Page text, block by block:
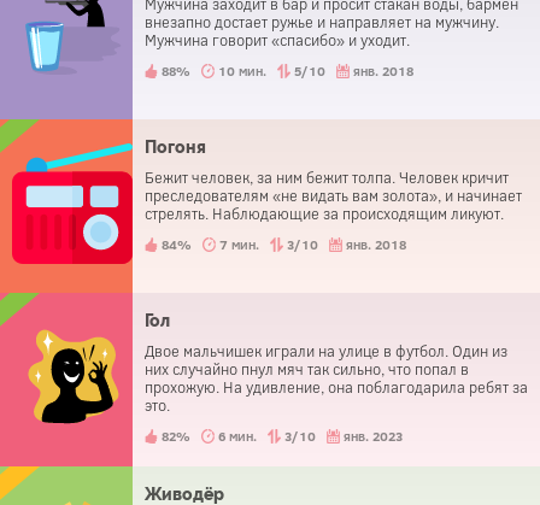
внезапно достает ружье и направляет на мужчину.
Мужчина говорит «спасибо» и уходит.
88% 10 мин. 5/10 янв. 2018
Погоня
Бежит человек, за ним бежит толпа. Человек кричит
преследователям «не видать вам золота», и начинает
стрелять. Наблюдающие за происходящим ликуют.
84% 7 мин. 3/10 янв. 2018
Гол
Двое мальчишек играли на улице в футбол. Один из
них случайно пнул мяч так сильно, что попал в
прохожую. На удивление, она поблагодарила ребят за
это.
82% 6 мин. 3/10 янв. 2023
Живодёр